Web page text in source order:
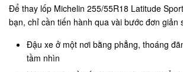
Để thay lốp Michelin 255/55R18 Latitude
bạn, chỉ cần tiến hành qua vài bước đơn giản
Đậu xe ở một nơi bằng phẳng, thoáng
tầm nhìn